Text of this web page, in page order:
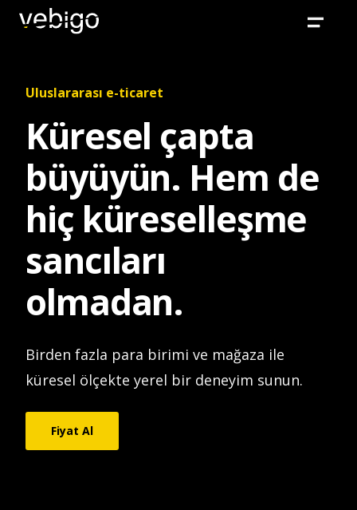
Uluslararası e-ticaret
Küresel çapta
büyüyün. Hem de
hiç küreselleşme
sancıları
olmadan.
Birden fazla para birimi ve mağaza ile
küresel ölçekte yerel bir deneyim sunun.
Fiyat Al